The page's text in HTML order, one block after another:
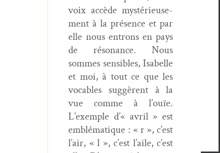
voix accède mys­térieuse­
ment à la présence et par
elle nous entrons en pays
de réso­nance. Nous
sommes sen­si­bles, Isabelle
et moi, à tout ce que les
voca­bles sug­gèrent à la
vue comme à l’ouïe.
L’exemple d’« avril » est
emblé­ma­tique : « r », c’est
l’air, « l », c’est l’aile, c’est